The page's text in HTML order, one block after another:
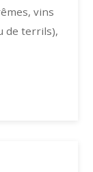
vins
de terrils),